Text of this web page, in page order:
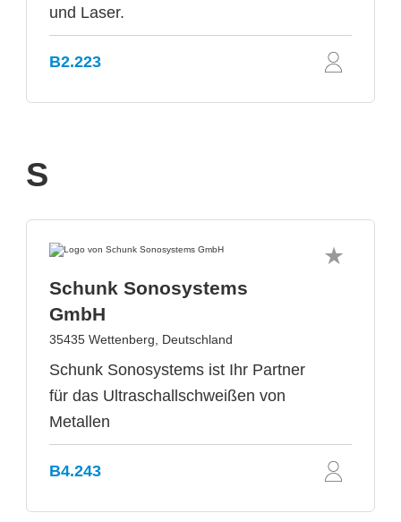
und Laser.
B2.223
S
Schunk Sonosystems
GmbH
35435 Wettenberg, Deutschland
Schunk Sonosystems ist Ihr Partner
für das Ultraschallschweißen von
Metallen
B4.243